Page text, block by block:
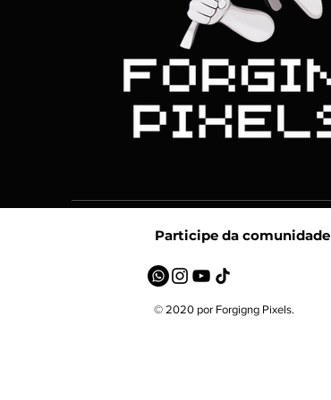
Participe da comunidade
© 2020 por Forgigng Pixels.